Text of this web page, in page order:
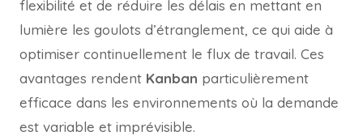
flexibilité et de réduire les délais en mettant en
lumière les goulots d’étranglement, ce qui aide à
optimiser continuellement le flux de travail. Ces
avantages rendent Kanban particulièrement
efficace dans les environnements où la demande
est variable et imprévisible.